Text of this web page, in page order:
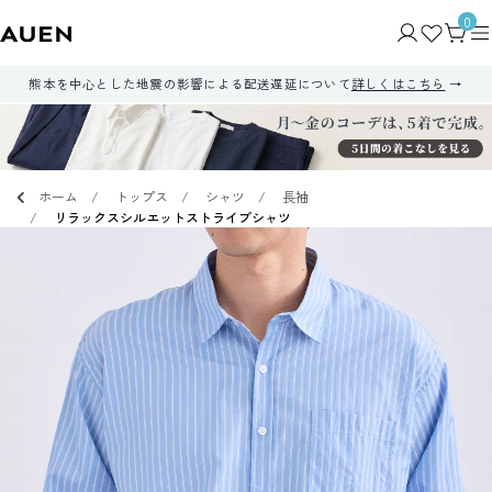
0
熊本を中心とした地震の影響による配送遅延について詳しくはこちら
ホーム トップス シャツ
長袖
リラックスシルエットストライプシャツ